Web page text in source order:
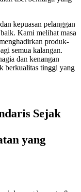
kepuasan pelanggan
Kami melihat masa
produk-
semua kalangan.
dan kenangan
berkualitas tinggi yang
Sejak
yang